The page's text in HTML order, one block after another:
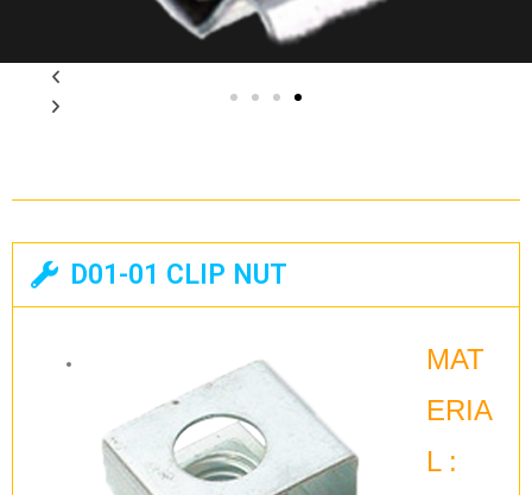
D01-01 CLIP NUT
MAT
ERIA
L :